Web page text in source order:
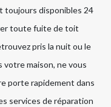
toujours disponibles 24
toute fuite de toit
pris la nuit ou le
votre maison, ne vous
porte rapidement dans
services de réparation